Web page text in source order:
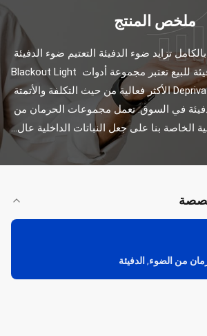
ملخص المنتج
الحرمان من الدفيئة للبيع تعتبر مجموعة أدوات Blackout Light
Deprivation Greenhouse الأكثر فعالية من حيث التكلفة والأتمتة
الخاصة بنا على جعل النباتات الداخلية عال...
من الضوء, الدفيئة